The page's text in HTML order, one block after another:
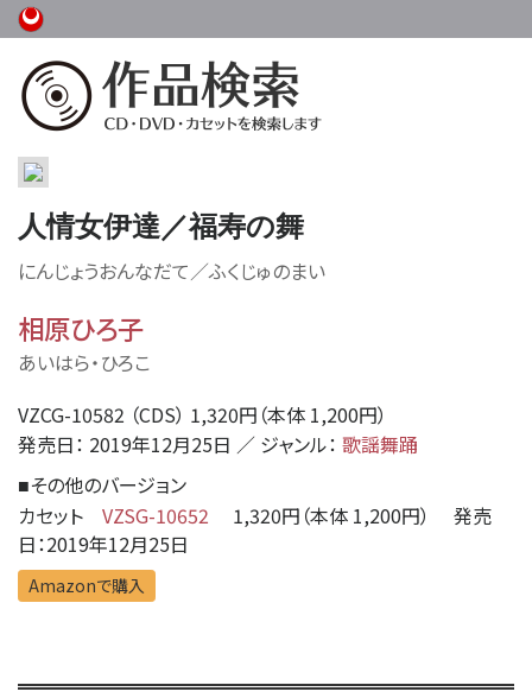
人情女伊達／福寿の舞
にんじょうおんなだて／ふくじゅのまい
相原ひろ子
あいはら・ひろこ
VZCG-10582 （CDS） 1,320円（本体 1,200円）
発売日： 2019年12月25日 ／ ジャンル： 歌謡舞踊
■その他のバージョン
カセット VZSG-10652 1,320円（本体 1,200円） 発売
日：2019年12月25日
Amazonで購入